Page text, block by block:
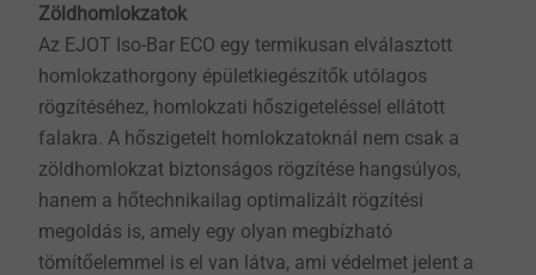
Zöldhomlokzatok
Az EJOT Iso-Bar ECO egy termikusan elválasztott
homlokzathorgony épületkiegészítők utólagos
rögzítéséhez, homlokzati hőszigeteléssel ellátott
falakra. A hőszigetelt homlokzatoknál nem csak a
zöldhomlokzat biztonságos rögzítése hangsúlyos,
hanem a hőtechnikailag optimalizált rögzítési
megoldás is, amely egy olyan megbízható
tömítőelemmel is el van látva, ami védelmet jelent a